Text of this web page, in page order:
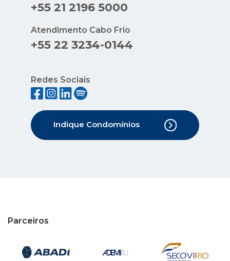
+55 21 2196 5000
Atendimento Cabo Frio
+55 22 3234-0144
Redes Sociais
Indique Condomínios
Parceiros